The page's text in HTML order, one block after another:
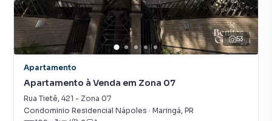
53
Apartamento
Apartamento à Venda em Zona 07
Rua Tietê, 421 - Zona 07
Condominio Residencial Nápoles · Maringá, PR